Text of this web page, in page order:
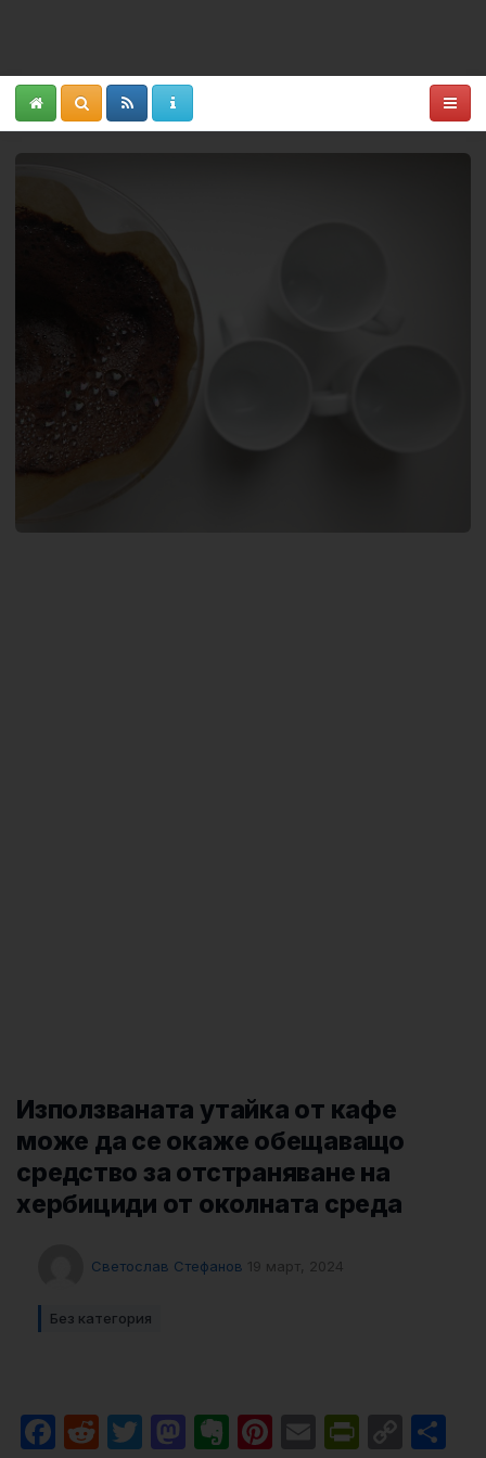
Използваната утайка от кафе
може да се окаже обещаващо
средство за отстраняване на
хербициди от околната среда
Светослав Стефанов 19 март, 2024
Без категория
Facebook
RedditTwitter
Mastodon
Evernote
Pinterest
Email